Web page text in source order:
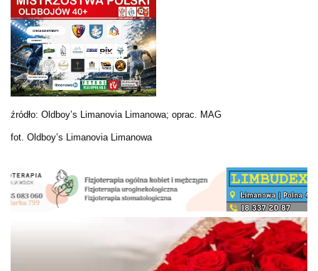
źródło: Oldboy’s Limanovia Limanowa; oprac. MAG
fot. Oldboy’s Limanovia Limanowa